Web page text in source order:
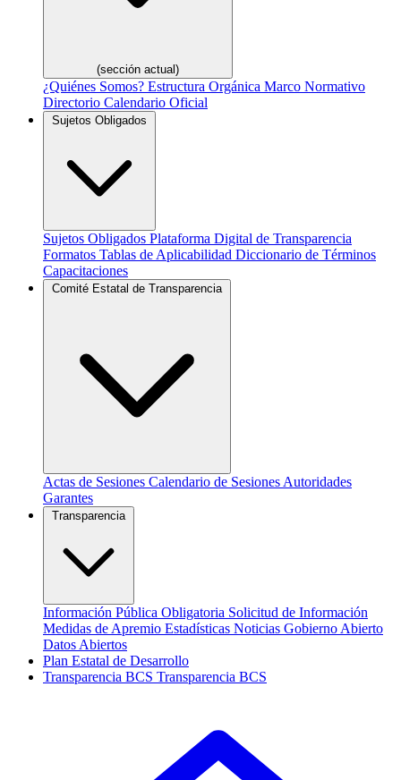
(sección actual)
¿Quiénes Somos? Estructura Orgánica Marco Normativo
Directorio Calendario Oficial
Sujetos Obligados
Sujetos Obligados Plataforma Digital de Transparencia
Formatos Tablas de Aplicabilidad Diccionario de Términos
Capacitaciones
Comité Estatal de Transparencia
Actas de Sesiones Calendario de Sesiones Autoridades
Garantes
Transparencia
Información Pública Obligatoria Solicitud de Información
Medidas de Apremio Estadísticas Noticias Gobierno Abierto
Datos Abiertos
Plan Estatal de Desarrollo
Transparencia BCS Transparencia BCS